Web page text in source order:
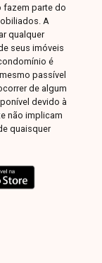
fazem parte do
A
qualquer
seus imóveis
é
passível
de algum
devido à
não implicam
quaisquer